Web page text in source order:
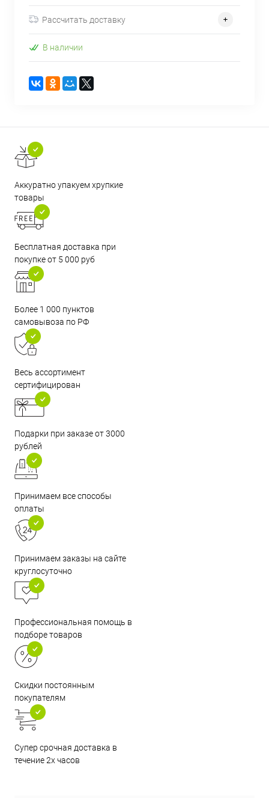
Рассчитать доставку
В наличии
Аккуратно упакуем хрупкие
товары
Бесплатная доставка при
покупке от 5 000 руб
Более 1 000 пунктов
самовывоза по РФ
Весь ассортимент
сертифицирован
Подарки при заказе от 3000
рублей
Принимаем все способы
оплаты
Принимаем заказы на сайте
круглосуточно
Профессиональная помощь в
подборе товаров
Скидки постоянным
покупателям
Супер срочная доставка в
течение 2х часов